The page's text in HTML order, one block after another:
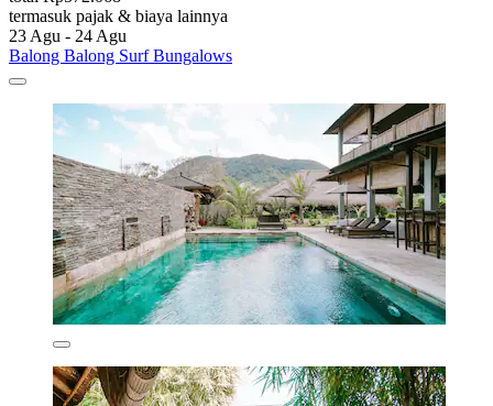
termasuk pajak & biaya lainnya
23 Agu - 24 Agu
Balong Balong Surf Bungalows